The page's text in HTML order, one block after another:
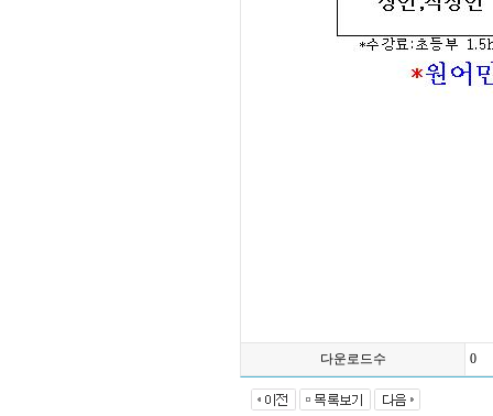
다운로드수 0